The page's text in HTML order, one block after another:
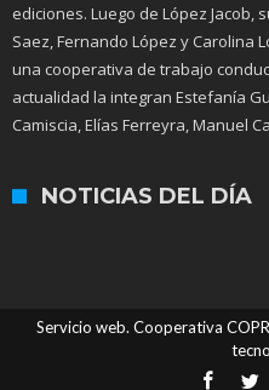
ediciones. Luego de López Jacob,
Saez, Fernando López y Carolina
una cooperativa de trabajo
actualidad la integran Estefanía
Camiscia, Elías Ferreyra, Manuel
NOTICIAS DEL DÍA
Servicio web. Cooperativa